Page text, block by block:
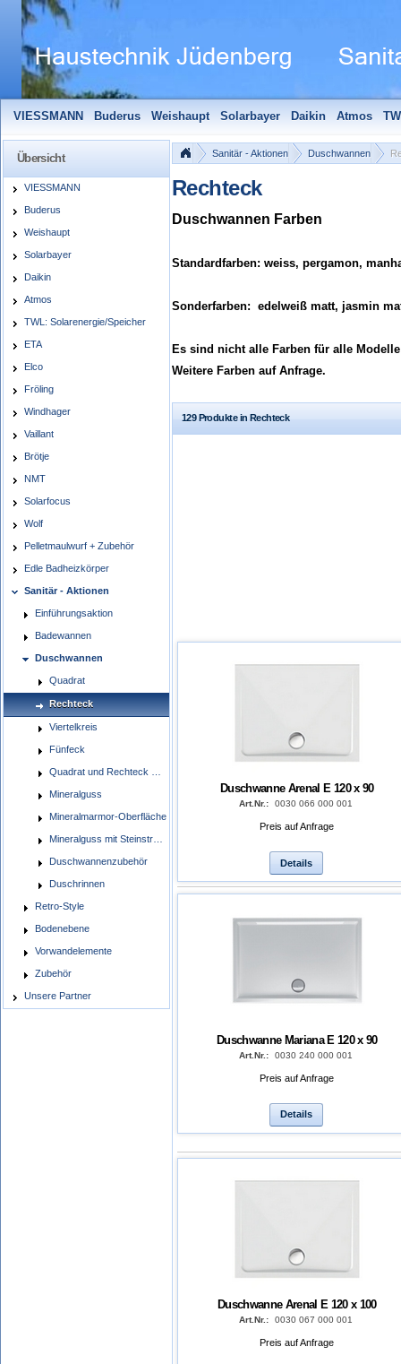
VIESSMANN Buderus Weishaupt Solarbayer Daikin Atmos
Solarfocus
Wolf Pelletmaulwurf + Zubehör Edle Badheizkörper
Übersicht
VIESSMANN
Buderus
Weishaupt
Solarbayer
Daikin
Atmos
TWL: Solarenergie/Speicher
ETA
Elco
Fröling
Windhager
Vaillant
Brötje
NMT
Solarfocus
Wolf
Pelletmaulwurf + Zubehör
Edle Badheizkörper
Sanitär - Aktionen
Einführungsaktion
Badewannen
Duschwannen
Quadrat
Rechteck
Viertelkreis
Fünfeck
Quadrat und Rechteck mit Ablaufrinne
Mineralguss
Mineralmarmor-Oberfläche
Mineralguss mit Steinstruktur
Duschwannenzubehör
Duschrinnen
Retro-Style
Bodenebene
Vorwandelemente
Zubehör
Unsere Partner
Sanitär - Aktionen Duschwannen
Rechteck
Duschwannen Farben
Standardfarben: weiss, pergamon,
Sonderfarben: edelweiß matt, jasmin
Es sind nicht alle Farben für alle
Weitere Farben auf Anfrage.
129 Produkte in Rechteck
Duschwanne Arenal E 120 x 90
Art.Nr.: 0030 066 000 001
Preis auf Anfrage
Details
Duschwanne Mariana E 120 x 90
Art.Nr.: 0030 240 000 001
Preis auf Anfrage
Details
Duschwanne Arenal E 120 x 100
Art.Nr.: 0030 067 000 001
Preis auf Anfrage